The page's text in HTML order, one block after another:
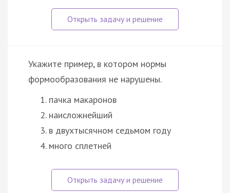
Укажите пример, в котором нормы
формообразования не нарушены.
пачка макаронов
наисложнейший
в двухтысячном седьмом году
много сплетней